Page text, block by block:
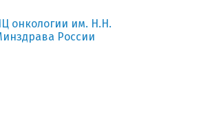
онкологии им. Н.Н.
России